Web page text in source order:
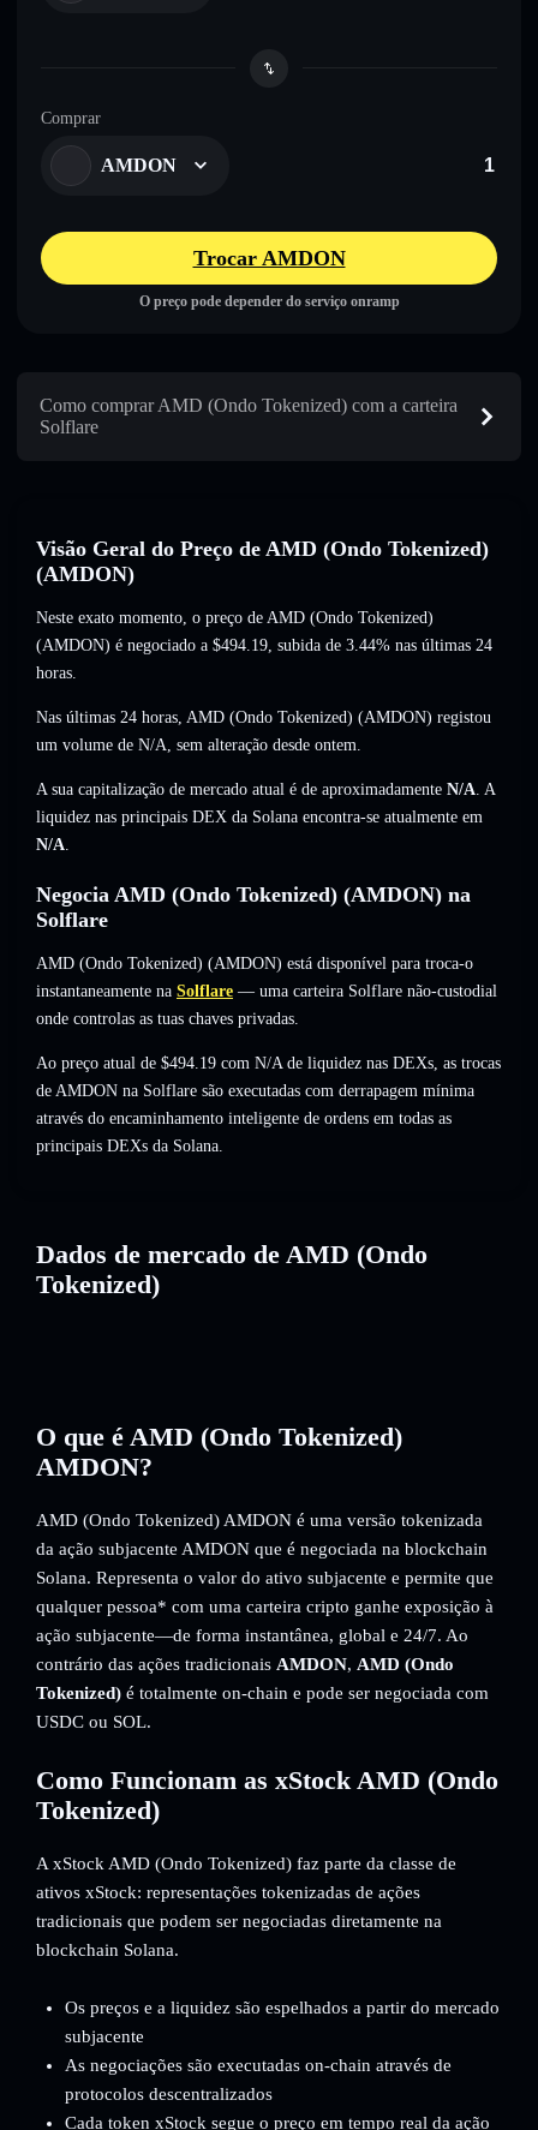
Comprar
AMDON
Trocar AMDON
O preço pode depender do serviço onramp
Como comprar AMD (Ondo Tokenized) com a carteira
Solflare
Visão Geral do Preço de AMD (Ondo Tokenized)
(AMDON)
Neste exato momento, o preço de AMD (Ondo Tokenized)
(AMDON) é negociado a $494.19, subida de 3.44% nas últimas 24
horas.
Nas últimas 24 horas, AMD (Ondo Tokenized) (AMDON) registou
um volume de N/A, sem alteração desde ontem.
A sua capitalização de mercado atual é de aproximadamente N/A. A
liquidez nas principais DEX da Solana encontra-se atualmente em
N/A.
Negocia AMD (Ondo Tokenized) (AMDON) na
Solflare
AMD (Ondo Tokenized) (AMDON) está disponível para troca-o
instantaneamente na Solflare — uma carteira Solflare não-custodial
onde controlas as tuas chaves privadas.
Ao preço atual de $494.19 com N/A de liquidez nas DEXs, as trocas
de AMDON na Solflare são executadas com derrapagem mínima
através do encaminhamento inteligente de ordens em todas as
principais DEXs da Solana.
Dados de mercado de AMD (Ondo
Tokenized)
O que é AMD (Ondo Tokenized)
AMDON?
AMD (Ondo Tokenized) AMDON é uma versão tokenizada
da ação subjacente AMDON que é negociada na blockchain
Solana. Representa o valor do ativo subjacente e permite que
qualquer pessoa* com uma carteira cripto ganhe exposição à
ação subjacente—de forma instantânea, global e 24/7. Ao
contrário das ações tradicionais AMDON, AMD (Ondo
Tokenized) é totalmente on-chain e pode ser negociada com
USDC ou SOL.
Como Funcionam as xStock AMD (Ondo
Tokenized)
A xStock AMD (Ondo Tokenized) faz parte da classe de
ativos xStock: representações tokenizadas de ações
tradicionais que podem ser negociadas diretamente na
blockchain Solana.
Os preços e a liquidez são espelhados a partir do mercado
subjacente
As negociações são executadas on-chain através de
protocolos descentralizados
Cada token xStock segue o preço em tempo real da ação